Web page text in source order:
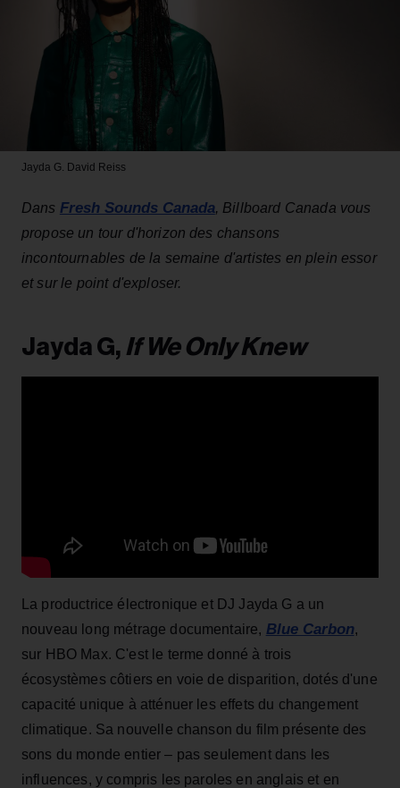
Jayda G. David Reiss
Dans Fresh Sounds Canada, Billboard Canada vous
propose un tour d'horizon des chansons
incontournables de la semaine d'artistes en plein essor
et sur le point d'exploser.
Jayda G, If We Only Knew
La productrice électronique et DJ Jayda G a un
nouveau long métrage documentaire, Blue Carbon,
sur HBO Max. C'est le terme donné à trois
écosystèmes côtiers en voie de disparition, dotés d'une
capacité unique à atténuer les effets du changement
climatique. Sa nouvelle chanson du film présente des
sons du monde entier – pas seulement dans les
influences, y compris les paroles en anglais et en